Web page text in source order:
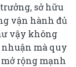
sở hữu
vận hành đủ
vậy không
mà quy
rộng mạnh